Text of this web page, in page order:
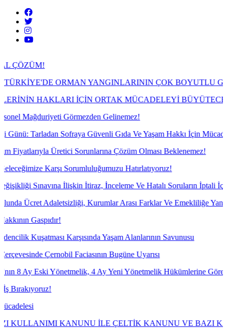
ORMAN YANGINLARININ ÇOK BOYUTLU GERÇEĞİ
İÇİN ORTAK MÜCADELEYİ BÜYÜTECEĞİZ!
Görmezden Gelinemez!
Sofraya Güvenli Gıda Ve Yaşam Hakkı İçin Mücadele!
Üretici Sorunlarına Çözüm Olması Beklenemez!
Sorumluluğumuzu Hatırlatıyoruz!
İlişkin İtiraz, İnceleme Ve Hatalı Soruların İptali İçin İtiraz
Kurumlar Arası Farklar Ve Emekliliğe Yansımayan
Karşısında Yaşam Alanlarının Savunusu
Faciasının Bugüne Uyarısı
Yönetmelik, 4 Ay Yeni Yönetmelik Hükümlerine Göre İşlem Tesis
KANUNU İLE ÇELTİK KANUNU VE BAZI